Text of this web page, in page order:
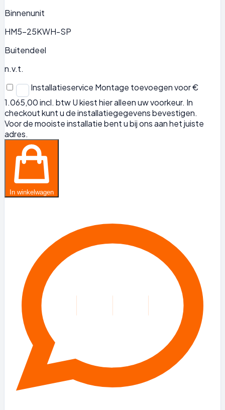
Binnenunit
HM5-25KWH-SP
Buitendeel
n.v.t.
Installatieservice Montage toevoegen voor €
1.065,00 incl. btwU kiest hier alleen uw voorkeur. In
checkout kunt u de installatiegegevens bevestigen.
Voor de mooiste installatie bent u bij ons aan het juiste
adres.
In winkelwagen